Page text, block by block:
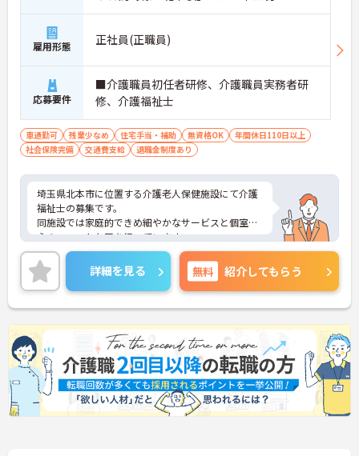
雇用形態 正社員(正職員)
応募要件
■介護職員初任者研修、介護職員実務者研
修、介護福祉士
車通勤可 残業少なめ 住宅手当・補助 無資格OK
年間休日110日以上
社会保険完備
交通費支給 退職金制度あり
埼玉県北本市に位置する介護老人保健施設にて介護
福祉士の募集です。
同施設では家庭的できめ細やかなサービスと個室中
心のユニットケアを行っています。
ご興味のある方には、面接対策ポイントなど、さら
に詳細をお話しいたしますのでお気軽にご相談くだ
さい！
詳細を見る 無料 紹介してもらう